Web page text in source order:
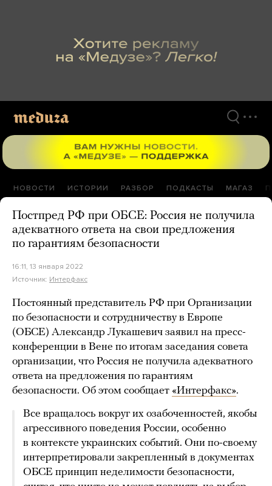
НОВОСТИ ИСТОРИИ РАЗБОР ПОДКАСТЫ МАГАЗ
Постпред РФ при ОБСЕ: Россия не получила
адекватного ответа на свои предложения
по гарантиям безопасности
16:11, 13 января 2022
Источник: Интерфакс
Постоянный представитель РФ при Организации
по безопасности и сотрудничеству в Европе
(ОБСЕ) Александр Лукашевич заявил на пресс-
конференции в Вене по итогам заседания совета
организации, что Россия не получила адекватного
ответа на предложения по гарантиям
безопасности. Об этом сообщает «Интерфакс».
Все вращалось вокруг их озабоченностей, якобы
агрессивного поведения России, особенно
в контексте украинских событий. Они по-своему
интерпретировали закрепленный в документах
ОБСЕ принцип неделимости безопасности,